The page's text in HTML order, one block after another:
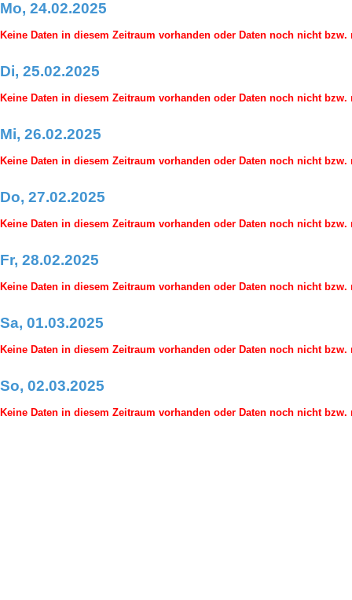
Mo, 24.02.2025
Keine Daten in diesem Zeitraum vorhanden oder Daten noch nicht
Di, 25.02.2025
Keine Daten in diesem Zeitraum vorhanden oder Daten noch nicht
Mi, 26.02.2025
Keine Daten in diesem Zeitraum vorhanden oder Daten noch nicht
Do, 27.02.2025
Keine Daten in diesem Zeitraum vorhanden oder Daten noch nicht
Fr, 28.02.2025
Keine Daten in diesem Zeitraum vorhanden oder Daten noch nicht
Sa, 01.03.2025
Keine Daten in diesem Zeitraum vorhanden oder Daten noch nicht
So, 02.03.2025
Keine Daten in diesem Zeitraum vorhanden oder Daten noch nicht